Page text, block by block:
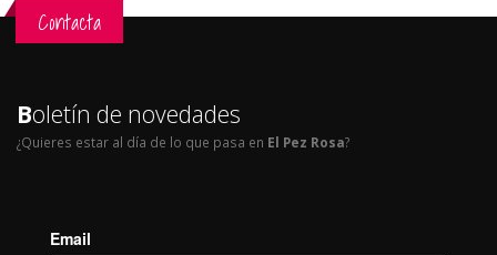
Contacta
Boletín de novedades
¿Quieres estar al día de lo que pasa en El Pez Rosa?